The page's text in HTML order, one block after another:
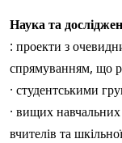
Наука та
: проекти з
спрямуванням, що
· студентськими
· вищих навчальних
вчителів та